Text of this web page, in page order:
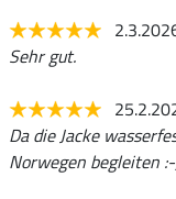
Sehr gut.
Da die Jacke
Norwegen begleiten :-